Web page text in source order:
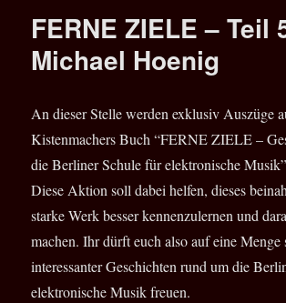
Teil
–
Hartmut
Heinze
FERNE ZIELE – Teil
Michael Hoenig
An dieser Stelle werden exklusiv Auszüge
Kistenmachers Buch “FERNE ZIELE –
die Berliner Schule für elektronische
Diese Aktion soll dabei helfen, dieses
starke Werk besser kennenzulernen und
machen. Ihr dürft euch also auf eine Menge
interessanter Geschichten rund um die
elektronische Musik freuen.